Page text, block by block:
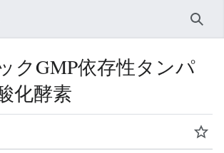
検索
クGMP依存性タンパ
化酵素
ウ